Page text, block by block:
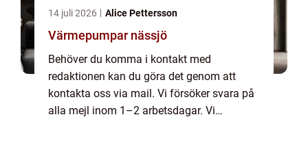
14 juli 2026 Alice Pettersson
Värmepumpar nässjö
Behöver du komma i kontakt med
redaktionen kan du göra det genom att
kontakta oss via mail. Vi försöker svara på
alla mejl inom 1–2 arbetsdagar. Vi